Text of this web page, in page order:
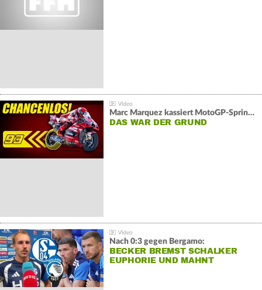
Marc Marquez kassiert MotoGP-Sprint-Schlappe:
DAS WAR DER GRUND
Nach 0:3 gegen Bergamo:
BECKER BREMST SCHALKER
EUPHORIE UND MAHNT